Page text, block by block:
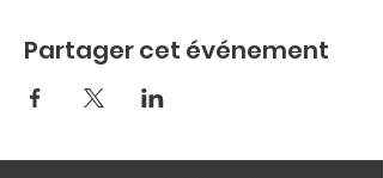
Partager cet événement